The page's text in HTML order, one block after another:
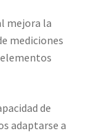
mejora la
mediciones
de
adaptarse a